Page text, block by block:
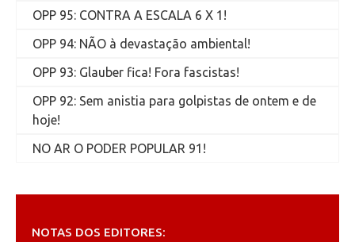
OPP 95: CONTRA A ESCALA 6 X 1!
OPP 94: NÃO à devastação ambiental!
OPP 93: Glauber fica! Fora fascistas!
OPP 92: Sem anistia para golpistas de ontem e de
hoje!
NO AR O PODER POPULAR 91!
NOTAS DOS EDITORES: